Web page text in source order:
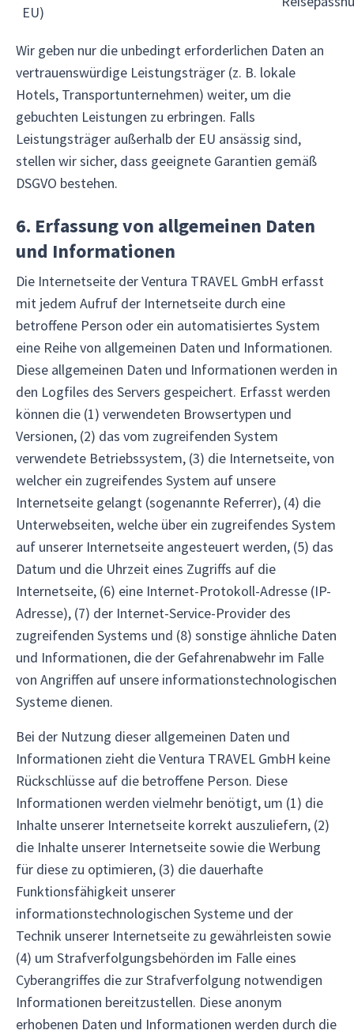
EU)
Wir geben nur die unbedingt erforderlichen Daten an
vertrauenswürdige Leistungsträger (z. B. lokale
Hotels, Transportunternehmen) weiter, um die
gebuchten Leistungen zu erbringen. Falls
Leistungsträger außerhalb der EU ansässig sind,
stellen wir sicher, dass geeignete Garantien gemäß
DSGVO bestehen.
6. Erfassung von allgemeinen Daten
und Informationen
Die Internetseite der Ventura TRAVEL GmbH erfasst
mit jedem Aufruf der Internetseite durch eine
betroffene Person oder ein automatisiertes System
eine Reihe von allgemeinen Daten und Informationen.
Diese allgemeinen Daten und Informationen werden in
den Logfiles des Servers gespeichert. Erfasst werden
können die (1) verwendeten Browsertypen und
Versionen, (2) das vom zugreifenden System
verwendete Betriebssystem, (3) die Internetseite, von
welcher ein zugreifendes System auf unsere
Internetseite gelangt (sogenannte Referrer), (4) die
Unterwebseiten, welche über ein zugreifendes System
auf unserer Internetseite angesteuert werden, (5) das
Datum und die Uhrzeit eines Zugriffs auf die
Internetseite, (6) eine Internet-Protokoll-Adresse (IP-
Adresse), (7) der Internet-Service-Provider des
zugreifenden Systems und (8) sonstige ähnliche Daten
und Informationen, die der Gefahrenabwehr im Falle
von Angriffen auf unsere informationstechnologischen
Systeme dienen.
Bei der Nutzung dieser allgemeinen Daten und
Informationen zieht die Ventura TRAVEL GmbH keine
Rückschlüsse auf die betroffene Person. Diese
Informationen werden vielmehr benötigt, um (1) die
Inhalte unserer Internetseite korrekt auszuliefern, (2)
die Inhalte unserer Internetseite sowie die Werbung
für diese zu optimieren, (3) die dauerhafte
Funktionsfähigkeit unserer
informationstechnologischen Systeme und der
Technik unserer Internetseite zu gewährleisten sowie
(4) um Strafverfolgungsbehörden im Falle eines
Cyberangriffes die zur Strafverfolgung notwendigen
Informationen bereitzustellen. Diese anonym
erhobenen Daten und Informationen werden durch die